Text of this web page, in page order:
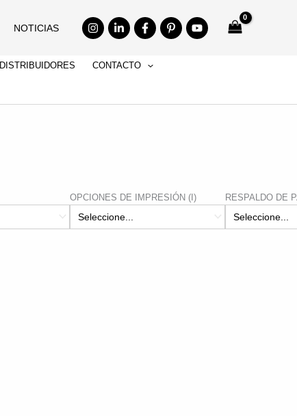
NOTICIAS
DISTRIBUIDORES
CONTACTO
OPCIONES DE IMPRESIÓN (I) RESPALDO DE